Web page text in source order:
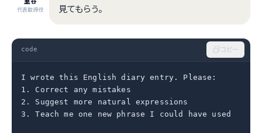
代表取締役
見てもらう。
code コピー
I wrote this English diary entry. Please:
1. Correct any mistakes
2. Suggest more natural expressions
3. Teach me one new phrase I could have used